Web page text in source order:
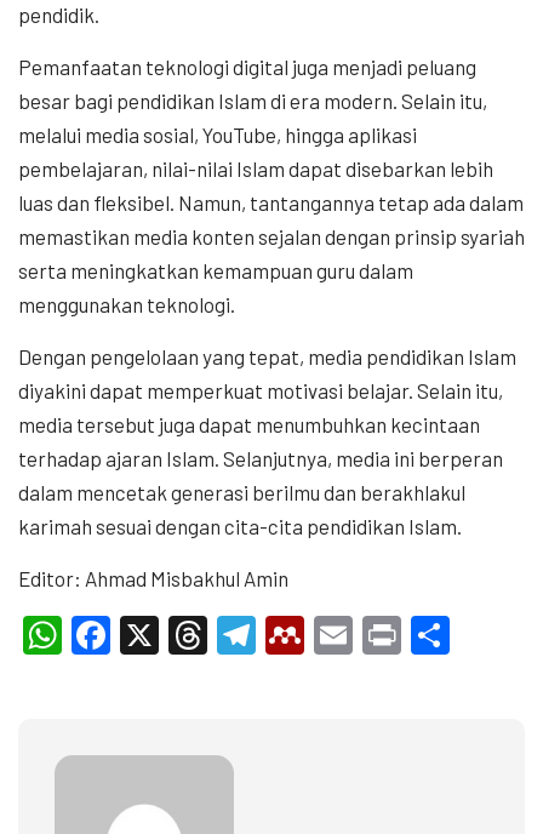
pendidik.
Pemanfaatan teknologi digital juga menjadi peluang
besar bagi pendidikan Islam di era modern. Selain itu,
melalui media sosial, YouTube, hingga aplikasi
pembelajaran, nilai-nilai Islam dapat disebarkan lebih
luas dan fleksibel. Namun, tantangannya tetap ada dalam
memastikan media konten sejalan dengan prinsip syariah
serta meningkatkan kemampuan guru dalam
menggunakan teknologi.
Dengan pengelolaan yang tepat, media pendidikan Islam
diyakini dapat memperkuat motivasi belajar. Selain itu,
media tersebut juga dapat menumbuhkan kecintaan
terhadap ajaran Islam. Selanjutnya, media ini berperan
dalam mencetak generasi berilmu dan berakhlakul
karimah sesuai dengan cita-cita pendidikan Islam.
Editor: Ahmad Misbakhul Amin
WhatsApp
Facebook
X Threads
Telegram
Mendeley
Email
Print